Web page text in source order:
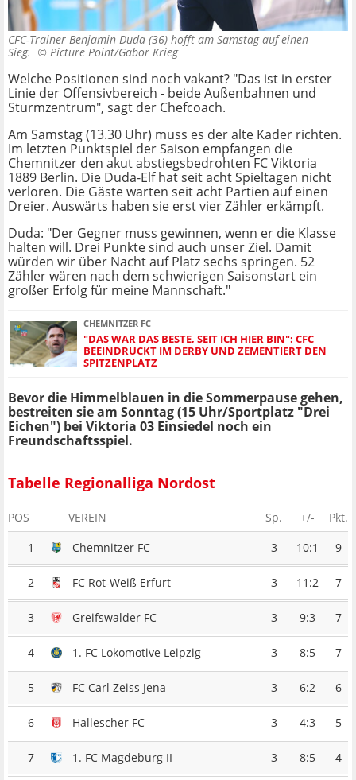
CFC-Trainer Benjamin Duda (36) hofft am Samstag auf einen
Sieg. © Picture Point/Gabor Krieg
Welche Positionen sind noch vakant? "Das ist in erster
Linie der Offensivbereich - beide Außenbahnen und
Sturmzentrum", sagt der Chefcoach.
Am Samstag (13.30 Uhr) muss es der alte Kader richten.
Im letzten Punktspiel der Saison empfangen die
Chemnitzer den akut abstiegsbedrohten FC Viktoria
1889 Berlin. Die Duda-Elf hat seit acht Spieltagen nicht
verloren. Die Gäste warten seit acht Partien auf einen
Dreier. Auswärts haben sie erst vier Zähler erkämpft.
Duda: "Der Gegner muss gewinnen, wenn er die Klasse
halten will. Drei Punkte sind auch unser Ziel. Damit
würden wir über Nacht auf Platz sechs springen. 52
Zähler wären nach dem schwierigen Saisonstart ein
großer Erfolg für meine Mannschaft."
CHEMNITZER FC
"DAS WAR DAS BESTE, SEIT ICH HIER BIN": CFC
BEEINDRUCKT IM DERBY UND ZEMENTIERT DEN
SPITZENPLATZ
Bevor die Himmelblauen in die Sommerpause gehen,
bestreiten sie am Sonntag (15 Uhr/Sportplatz "Drei
Eichen") bei Viktoria 03 Einsiedel noch ein
Freundschaftsspiel.
Tabelle Regionalliga Nordost
POS VEREIN Sp. +/-
Pkt.
1
Chemnitzer FC 3 10:1 9
2 FC Rot-Weiß Erfurt 3 11:2 7
3 Greifswalder FC 3 9:3 7
4 1. FC Lokomotive Leipzig 3 8:5 7
5 FC Carl Zeiss Jena 3 6:2 6
6 Hallescher FC 3 4:3 5
7 1. FC Magdeburg II 3 8:5 4